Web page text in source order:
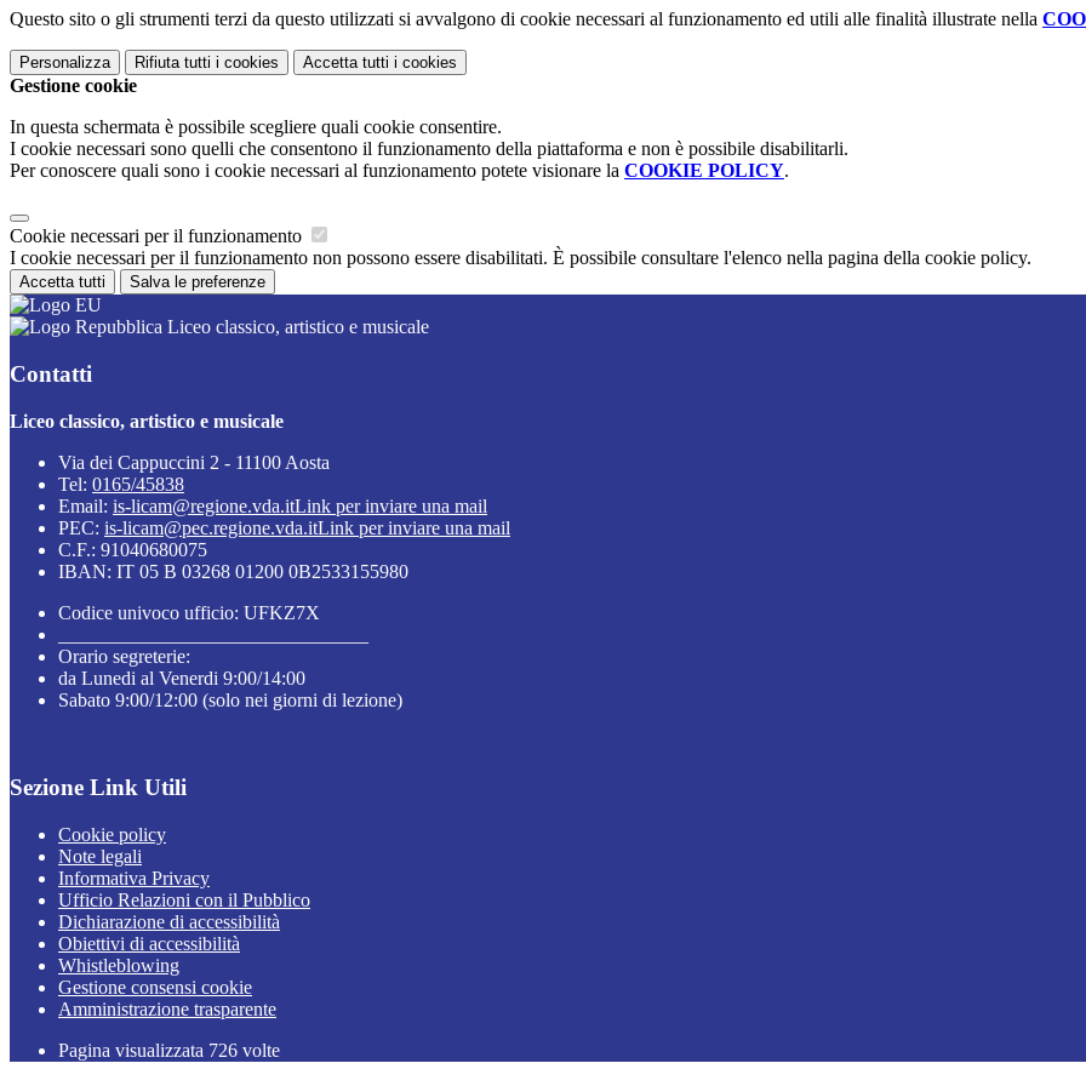
Questo sito o gli strumenti terzi da questo utilizzati si avvalgono di cookie necessari al funzionamento ed utili alle finalità illustrate nella
Personalizza Rifiuta tutti i cookies Accetta tutti i cookies
Gestione cookie
In questa schermata è possibile scegliere quali cookie consentire.
I cookie necessari sono quelli che consentono il funzionamento della piattaforma e non è possibile disabilitarli.
Per conoscere quali sono i cookie necessari al funzionamento potete visionare la COOKIE POLICY.
Cookie necessari per il funzionamento
I cookie necessari per il funzionamento non possono essere disabilitati. È possibile consultare l'elenco nella pagina della cookie policy.
Accetta tutti Salva le preferenze
Liceo classico, artistico e musicale
Contatti
Liceo classico, artistico e musicale
Via dei Cappuccini 2 - 11100 Aosta
Tel: 0165/45838
Email: is-licam@regione.vda.itLink per inviare una mail
PEC: is-licam@pec.regione.vda.itLink per inviare una mail
C.F.: 91040680075
IBAN: IT 05 B 03268 01200 0B2533155980
Codice univoco ufficio: UFKZ7X
Orario segreterie:
da Lunedi al Venerdi 9:00/14:00
Sabato 9:00/12:00 (solo nei giorni di lezione)
Sezione Link Utili
Cookie policy
Note legali
Informativa Privacy
Ufficio Relazioni con il Pubblico
Dichiarazione di accessibilità
Obiettivi di accessibilità
Whistleblowing
Gestione consensi cookie
Amministrazione trasparente
Pagina visualizzata 726 volte